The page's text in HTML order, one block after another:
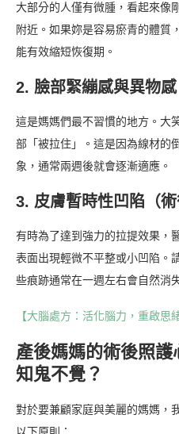
大部分的人僅有微腫，看起來像
附近。如果妳是容易瘀青的體質
能有效縮短恢復期。
2. 臉部緊繃感與異物感
這是媽媽們最不習慣的地方。大
部「被拉住」。這是因為線材的
象，通常兩週後就會逐漸適應。
3. 皮膚暫時性凹陷（術
有時為了達到強力的拉提效果，
表面出現輕微不平整或小凹陷。
些痕跡通常在一週左右會自然消
【大腦處方：活化腦力，重啟思
產後媽媽的術後照
知鬼不覺？
對於要兼顧家庭與美麗的媽媽，